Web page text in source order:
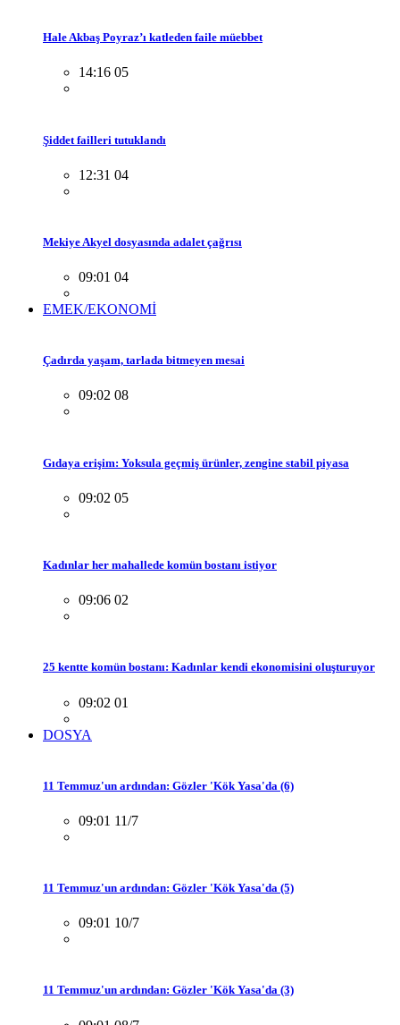
Hale Akbaş Poyraz’ı katleden faile müebbet
14:16 05
Şiddet failleri tutuklandı
12:31 04
Mekiye Akyel dosyasında adalet çağrısı
09:01 04
EMEK/EKONOMİ
Çadırda yaşam, tarlada bitmeyen mesai
09:02 08
Gıdaya erişim: Yoksula geçmiş ürünler, zengine stabil piyasa
09:02 05
Kadınlar her mahallede komün bostanı istiyor
09:06 02
25 kentte komün bostanı: Kadınlar kendi ekonomisini oluşturuyor
09:02 01
DOSYA
11 Temmuz'un ardından: Gözler 'Kök Yasa'da (6)
09:01 11/7
11 Temmuz'un ardından: Gözler 'Kök Yasa'da (5)
09:01 10/7
11 Temmuz'un ardından: Gözler 'Kök Yasa'da (3)